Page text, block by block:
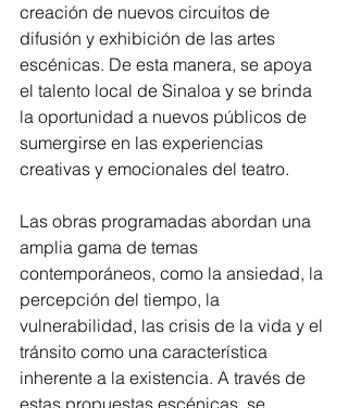
creación de nuevos circuitos de
difusión y exhibición de las artes
escénicas. De esta manera, se apoya
el talento local de Sinaloa y se brinda
la oportunidad a nuevos públicos de
sumergirse en las experiencias
creativas y emocionales del teatro.
Las obras programadas abordan una
amplia gama de temas
contemporáneos, como la ansiedad, la
percepción del tiempo, la
vulnerabilidad, las crisis de la vida y el
tránsito como una característica
inherente a la existencia. A través de